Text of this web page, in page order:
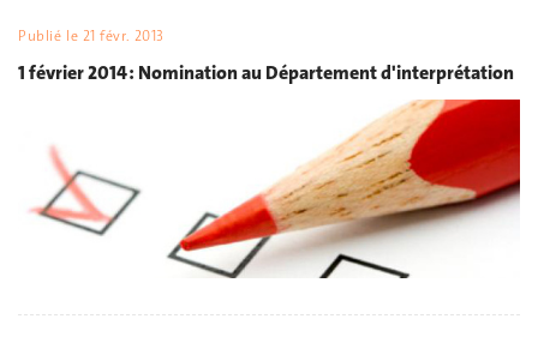
Publié le 21 févr. 2013
1 février 2014 : Nomination au Département d'interprétation